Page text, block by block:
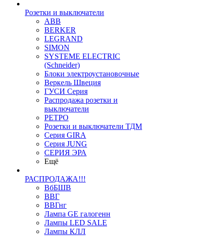
Розетки и выключатели
ABB
BERKER
LEGRAND
SIMON
SYSTEME ELECTRIC
(Schneider)
Блоки электроустановочные
Веркель Швеция
ГУСИ Серия
Распродажа розетки и
выключатели
РЕТРО
Розетки и выключатели ТДМ
Серия GIRA
Серия JUNG
СЕРИЯ ЭРА
Ещё
РАСПРОДАЖА!!!
ВбБШВ
ВВГ
ВВГнг
Лампа GE галогенн
Лампы LED SALE
Лампы КЛЛ